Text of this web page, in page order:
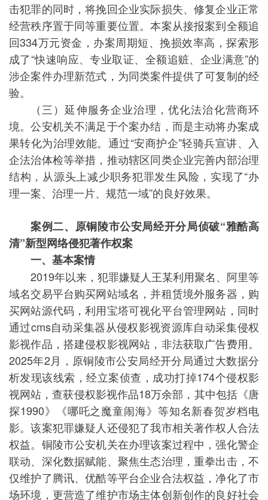
击犯罪的同时，将挽回企业实际损失、修复企业正常
经营秩序置于同等重要位置。本案从接报案到全额追
回334万元资金，办案周期短、挽损效率高，探索形
成了“快速响应、专业取证、全额追赃、企业满意”的
涉企案件办理新范式，为同类案件提供了可复制的经
验。
（三）延伸服务企业治理，优化法治化营商环
境。公安机关不满足于个案办结，而是主动将办案成
果转化为治理效能。通过“安商护企”轻骑兵宣讲、入
企法治体检等举措，推动辖区同类企业完善内部治理
结构，从源头上减少职务犯罪发生风险，实现了“办
理一案、治理一片、规范一域”的良好效果。
案例二、原铜陵市公安局经开分局侦破“雅酷高
清”新型网络侵犯著作权案
一、基本案情
2019年以来，犯罪嫌疑人王某利用聚名、阿里等
域名交易平台购买网站域名，并租赁境外服务器，购
买网站源代码，利用宝塔可视化平台管理网站，同时
通过cms自动采集器从侵权影视资源库自动采集侵权
影视作品，搭建侵权影视网站，非法获取广告费用。
2025年2月，原铜陵市公安局经开分局通过大数据分
析发现该线索，经立案侦查，成功打掉174个侵权影
视网站，查获侵权影视作品18万余部，其中包括《唐
探1990》《哪吒之魔童闹海》等知名新春贺岁档电
影。该案犯罪嫌疑人还侵犯了我市相关著作权人合法
权益。铜陵市公安机关在办理该案过程中，强化警企
联动、深化数据赋能、聚焦生态治理，重拳出击，不
仅维护了腾讯、优酷等平台企业合法权益，净化了市
场环境，更营造了维护市场主体创新创作的良好社会